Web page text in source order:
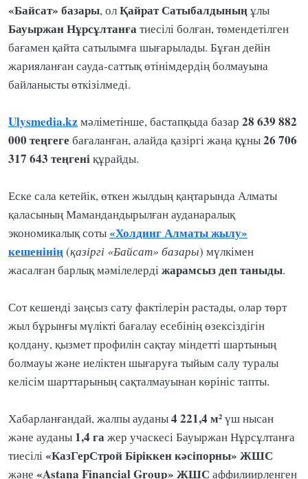
«Байсат» базары, олҚайрат Сатыбалдыныңұлы
Бауыржан Нұрсұлтанғатиесілі болған, төмендетілген
бағамен қайта сатылымға шығарылады. Бұған дейін
жарияланған сауда-саттық өтінімдердің болмауына
байланысты өткізілмеді.
Ulysmedia.kzмәліметінше, бастапқыда базар 28 639 882
000 теңгеге бағаланған, алайда қазіргі жаңа құны26 706
317 643 теңгеніқұрайды.
Еске сала кетейік, өткен жылдың қаңтарында Алматы
қаласының Мамандандырылған ауданаралық
экономикалық соты«Холдинг Алматы жылу»
кешенінің(қазіргі «Байсат» базары) мүлкімен
жасалған барлық мәмілелердіжарамсыз деп таныды.
Сот кешенді заңсыз сату фактілерін растады, олар төрт
жыл бұрынғы мүлікті бағалау есебінің өзексіздігін
қолдану, қызмет профилін сақтау міндетті шартының
болмауы және иеліктен шығаруға тыйым салу туралы
келісім шарттарының сақталмауынан көрініс тапты.
Хабарланғандай, жалпы ауданы4 221,4 м²үш нысан
және ауданы 1,4 гажер учаскесі Бауыржан Нұрсұлтанға
тиесілі«КазГерСтрой Біріккен кәсіпорны» ЖШС
және «Astana Financial Group» ЖШС аффилиирленген